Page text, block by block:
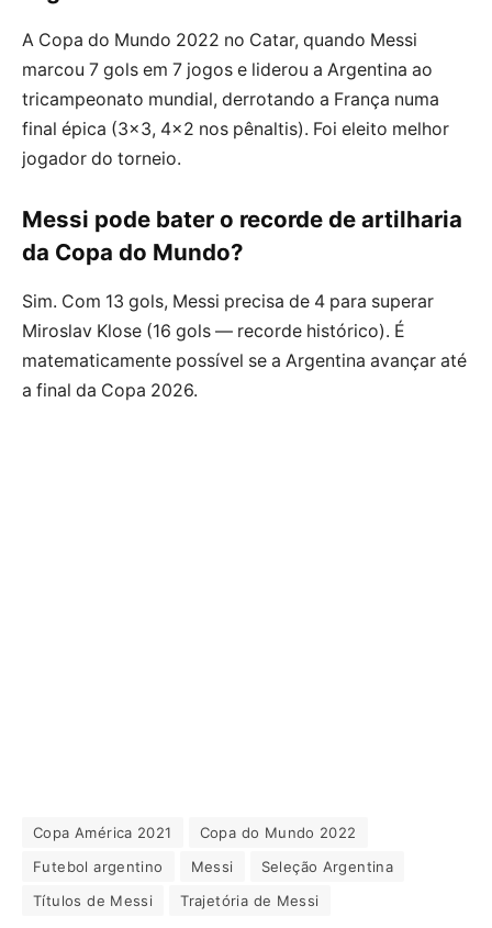
A Copa do Mundo 2022 no Catar, quando Messi
marcou 7 gols em 7 jogos e liderou a Argentina ao
tricampeonato mundial, derrotando a França numa
final épica (3×3, 4×2 nos pênaltis). Foi eleito melhor
jogador do torneio.
Messi pode bater o recorde de artilharia
da Copa do Mundo?
Sim. Com 13 gols, Messi precisa de 4 para superar
Miroslav Klose (16 gols — recorde histórico). É
matematicamente possível se a Argentina avançar até
a final da Copa 2026.
Copa América 2021
Copa do Mundo 2022
Futebol argentino
Messi
Seleção Argentina
Títulos de Messi
Trajetória de Messi